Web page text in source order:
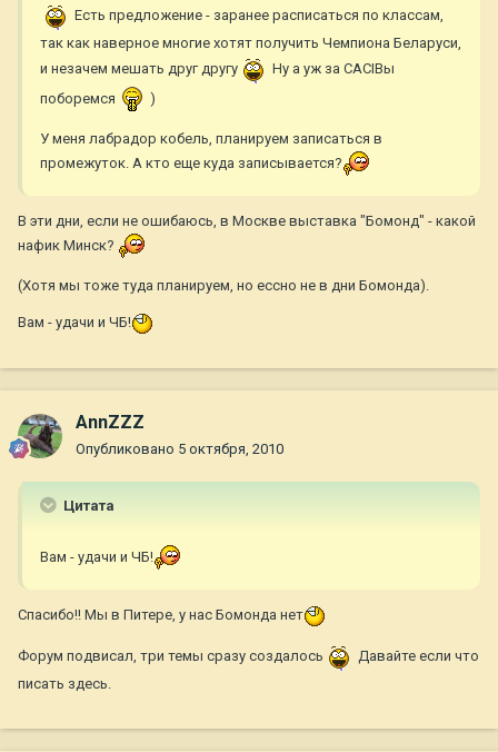
Есть предложение - заранее расписаться по классам,
так как наверное многие хотят получить Чемпиона Беларуси,
и незачем мешать друг другу
Ну а уж за CACIBы
поборемся
)
У меня лабрадор кобель, планируем записаться в
промежуток. А кто еще куда записывается?
В эти дни, если не ошибаюсь, в Москве выставка "Бомонд" - какой
нафик Минск?
(Хотя мы тоже туда планируем, но ессно не в дни Бомонда).
Вам - удачи и ЧБ!
AnnZZZ
Опубликовано 5 октября, 2010
Цитата
Вам - удачи и ЧБ!
Спасибо!! Мы в Питере, у нас Бомонда нет
Форум подвисал, три темы сразу создалось
Давайте если что
писать здесь.